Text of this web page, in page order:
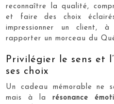
reconnaître la qualité,
et faire des choix
impressionner un client,
rapporter un morceau du
Privilégier le sens et
ses choix
Un cadeau mémorable ne
mais à la résonance